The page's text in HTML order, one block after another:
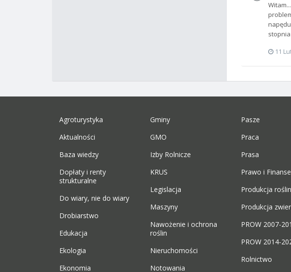
11
Agroturystyka
Aktualności
Baza wiedzy
Dopłaty i renty
strukturalne
Do wiary, nie do wiary
Drobiarstwo
Edukacja
Ekologia
Ekonomia
Gminy
GMO
Izby Rolnicze
KRUS
Legislacja
Maszyny
Nawożenie i ochrona
roślin
Nieruchomości
Notowania
Pasze
Praca
Prasa
Prawo i Finanse
Produkcja
Produkcja
PROW 2007-
PROW 2014-
Rolnictwo